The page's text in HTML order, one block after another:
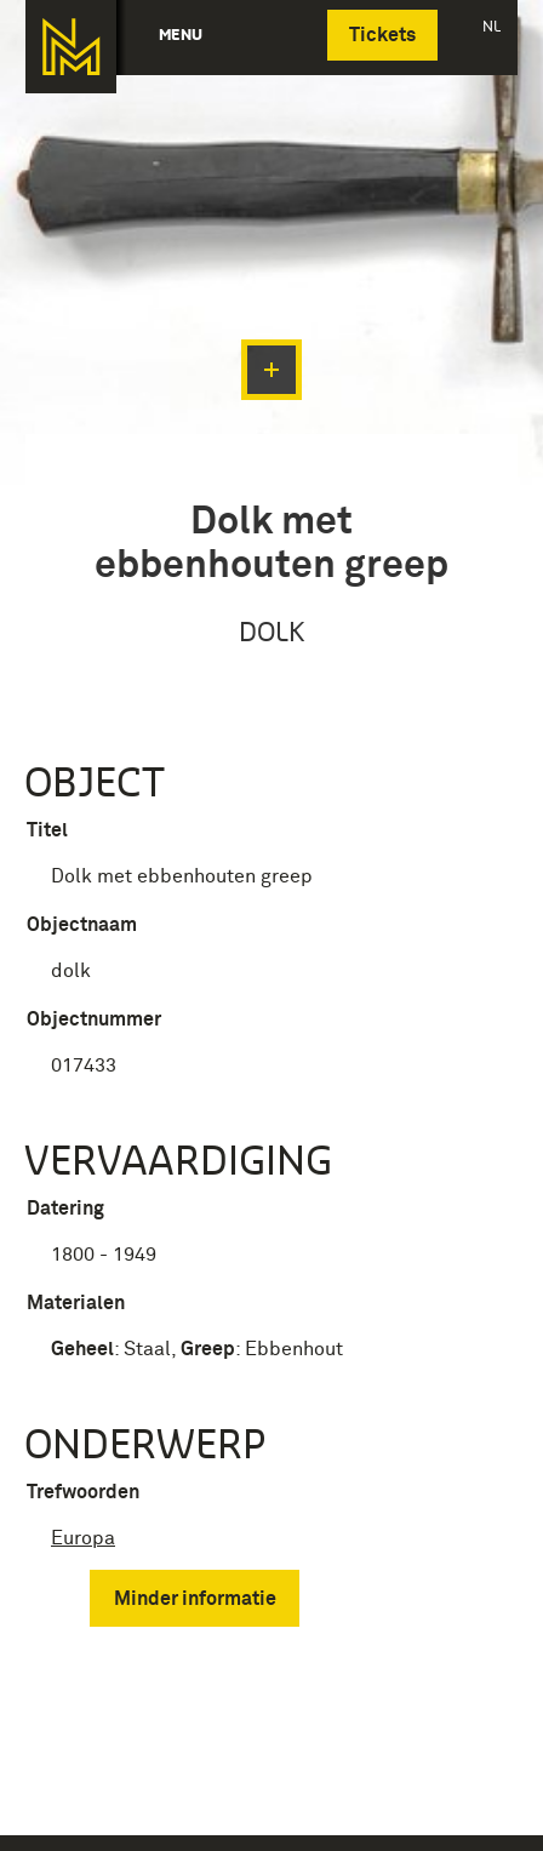
MENU Tickets NL
Deutsch
Dolk met
ebbenhouten greep
DOLK
OBJECT
Titel
Dolk met ebbenhouten greep
Objectnaam
dolk
Objectnummer
017433
VERVAARDIGING
Datering
1800 - 1949
Materialen
Geheel: Staal Greep: Ebbenhout
ONDERWERP
Trefwoorden
Europa
Minder informatie